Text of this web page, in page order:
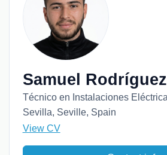
Samuel
Técnico en Instalaciones
Sevilla, Seville, Spain
View CV